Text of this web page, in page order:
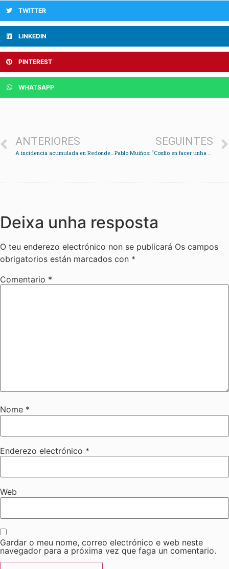
TWITTER
LINKEDIN
PINTEREST
WHATSAPP
ANTERIORES
A incidencia acumulada en Redondela baixa dos 500 casos por cen mil habitantes
SEGUINTES
Pablo Muíños: “Confío en facer unha segunda volta igual ou mellor que a primeira”
Deixa unha resposta
O teu enderezo electrónico non se publicará Os campos
obrigatorios están marcados con *
Comentario *
Nome *
Enderezo electrónico *
Web
Gardar o meu nome, correo electrónico e web neste
navegador para a próxima vez que faga un comentario.